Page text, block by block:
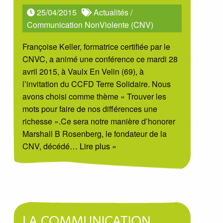
25/04/2015 Actualités/
Communication NonViolente (CNV)
Françoise Keller, formatrice certifiée par le
CNVC, a animé une conférence ce mardi 28
avril 2015, à Vaulx En Velin (69), à
l’invitation du CCFD Terre Solidaire. Nous
avons choisi comme thème « Trouver les
mots pour faire de nos différences une
richesse ».Ce sera notre manière d’honorer
Marshall B Rosenberg, le fondateur de la
CNV, décédé… Lire plus »